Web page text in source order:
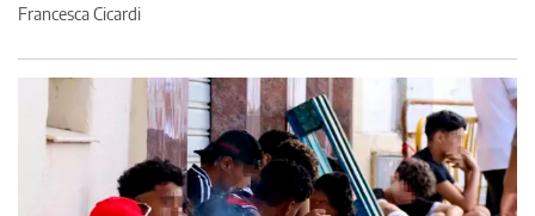
Francesca Cicardi